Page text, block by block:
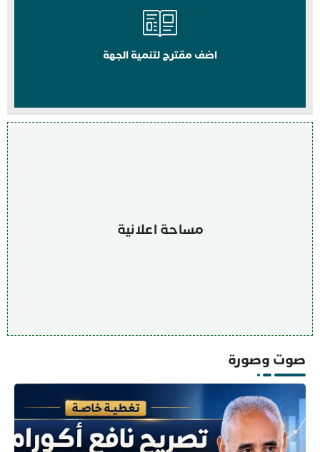
اضف مقترح لتنمية الجهة
مساحة اعلانية
صوت وصورة